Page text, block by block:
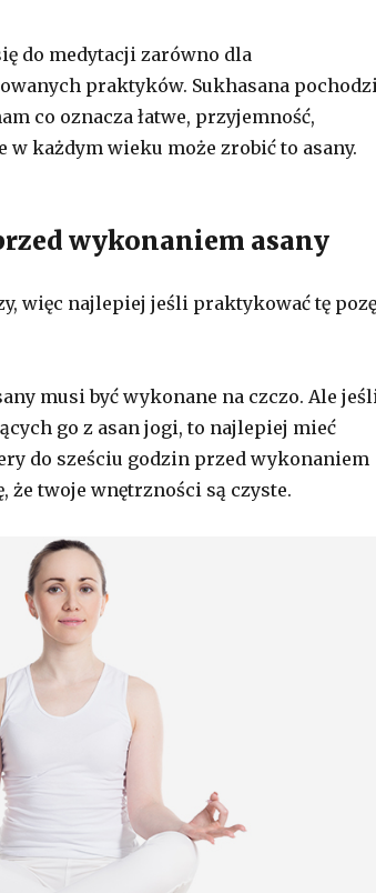
do medytacji zarówno dla
praktyków. Sukhasana
co oznacza łatwe, przyjemność,
każdym wieku może zrobić to asany.
wykonaniem asany
więc najlepiej jeśli praktykować tę pozę
musi być wykonane na czczo. Ale
go z asan jogi, to najlepiej mieć
do sześciu godzin przed wykonaniem
że twoje wnętrzności są czyste.